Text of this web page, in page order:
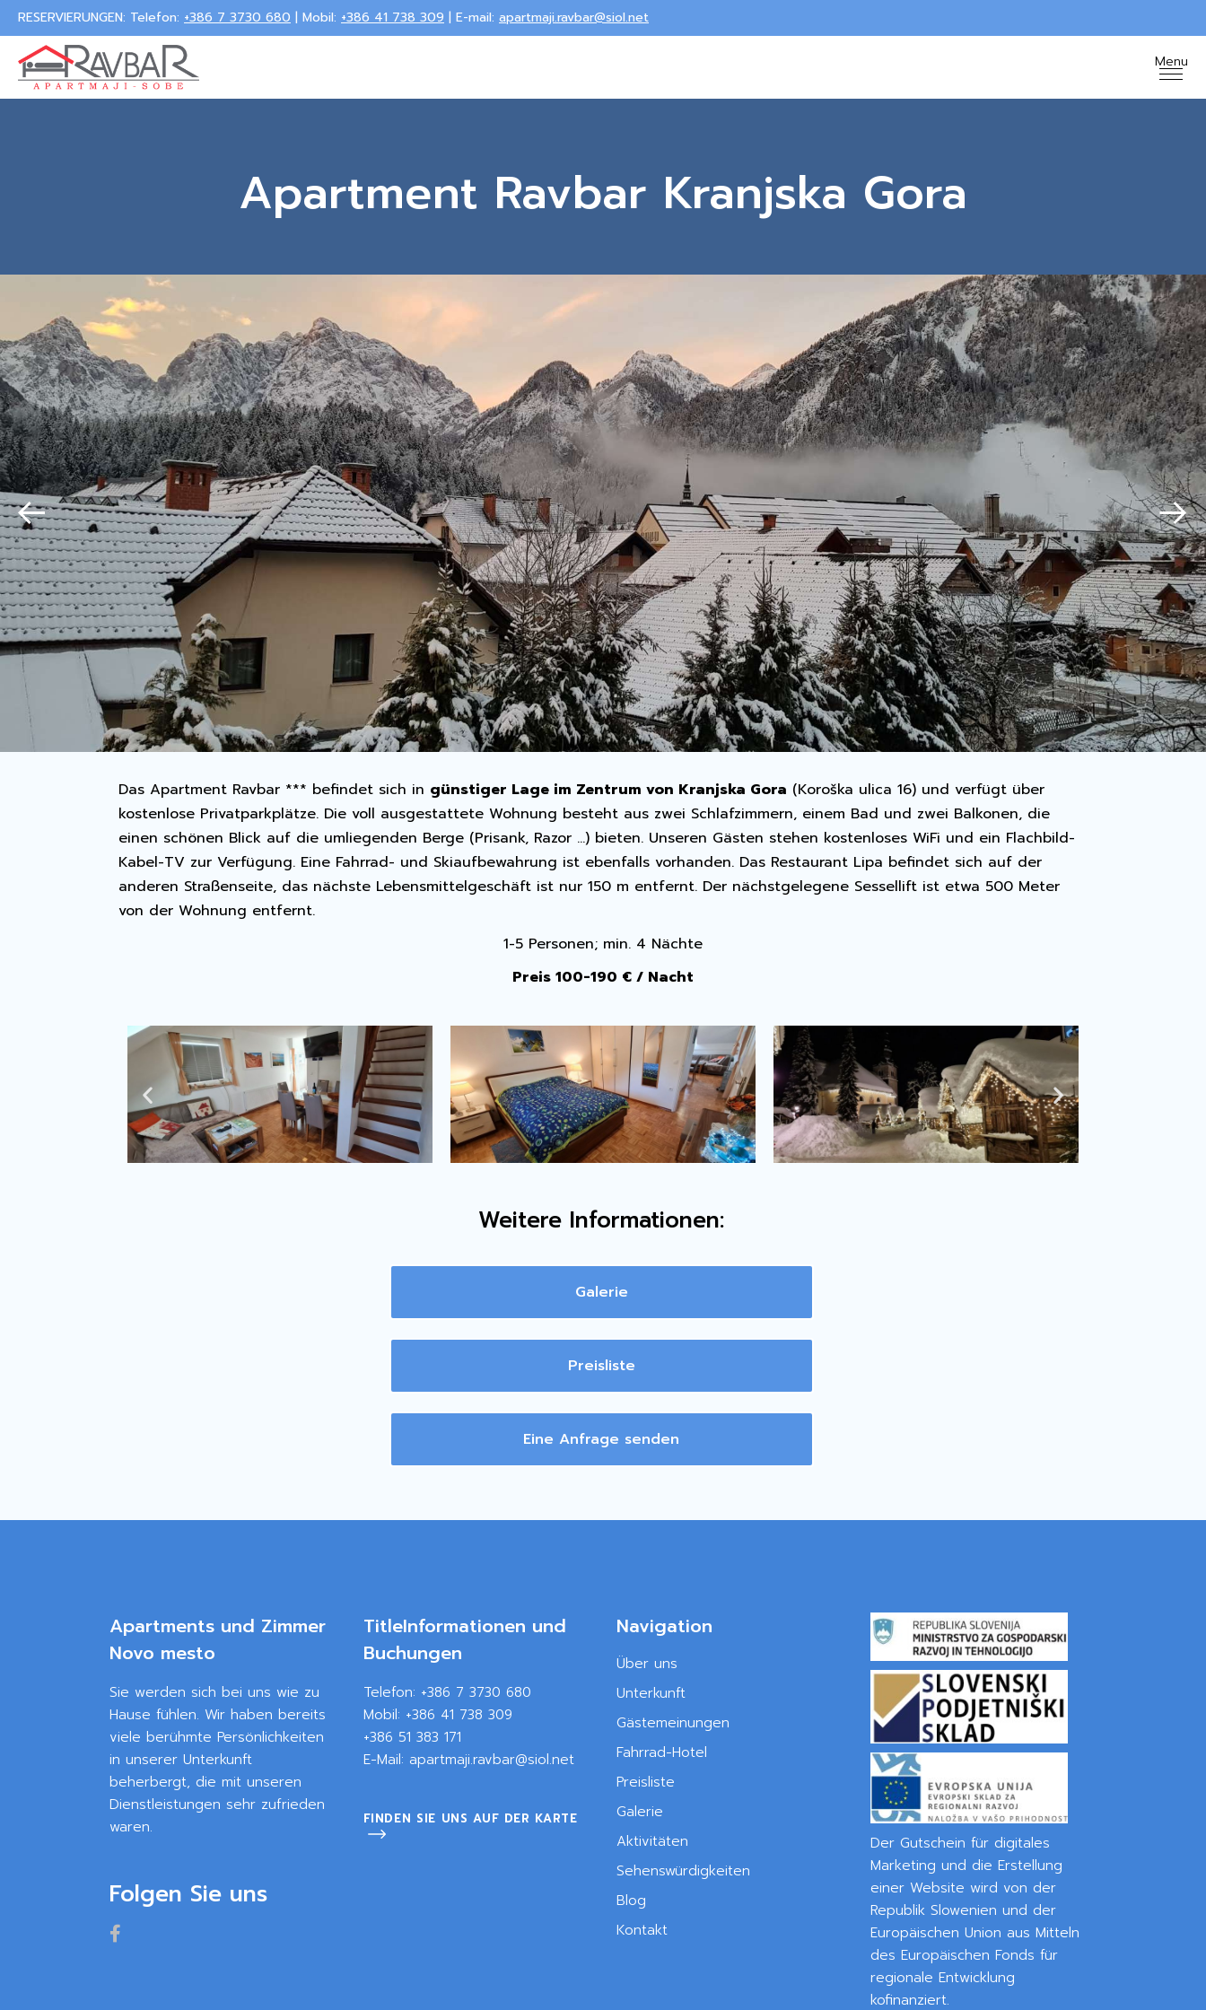
RESERVIERUNGEN: Telefon: +386 7 3730 680 | Mobil: +386 41 738 309 | E-mail: apartmaji.ravbar@siol.net
Apartment Ravbar Kranjska Gora
Das Apartment Ravbar *** befindet sich in günstiger Lage im Zentrum von Kranjska Gora (Koroška ulica 16) und verfügt über
kostenlose Privatparkplätze. Die voll ausgestattete Wohnung besteht aus zwei Schlafzimmern, einem Bad und zwei Balkonen, die
einen schönen Blick auf die umliegenden Berge (Prisank, Razor …) bieten. Unseren Gästen stehen kostenloses WiFi und ein Flachbild-
Kabel-TV zur Verfügung. Eine Fahrrad- und Skiaufbewahrung ist ebenfalls vorhanden. Das Restaurant Lipa befindet sich auf der
anderen Straßenseite, das nächste Lebensmittelgeschäft ist nur 150 m entfernt. Der nächstgelegene Sessellift ist etwa 500 Meter
von der Wohnung entfernt.
1-5 Personen; min. 4 Nächte
Preis 100-190 € / Nacht
Weitere Informationen:
Galerie
Preisliste
Eine Anfrage senden
Apartments und Zimmer
Novo mesto
Sie werden sich bei uns wie zu
Hause fühlen. Wir haben bereits
viele berühmte Persönlichkeiten
in unserer Unterkunft
beherbergt, die mit unseren
Dienstleistungen sehr zufrieden
waren.
Folgen Sie uns
TitleInformationen und
Buchungen
Telefon: +386 7 3730 680
Mobil: +386 41 738 309
+386 51 383 171
E-Mail: apartmaji.ravbar@siol.net
FINDEN SIE UNS AUF DER KARTE
Navigation
Über uns
Unterkunft
Gästemeinungen
Fahrrad-Hotel
Preisliste
Galerie
Aktivitäten
Sehenswürdigkeiten
Blog
Kontakt
Der Gutschein für digitales
Marketing und die Erstellung
einer Website wird von der
Republik Slowenien und der
Europäischen Union aus Mitteln
des Europäischen Fonds für
regionale Entwicklung
kofinanziert.